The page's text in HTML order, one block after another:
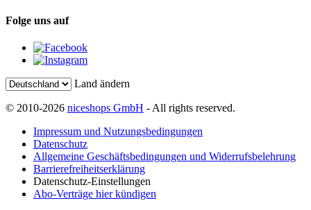
Folge uns auf
Land ändern
© 2010-2026 niceshops GmbH - All rights reserved.
Impressum und Nutzungsbedingungen
Datenschutz
Allgemeine Geschäftsbedingungen und Widerrufsbelehrung
Barrierefreiheitserklärung
Datenschutz-Einstellungen
Abo-Verträge hier kündigen